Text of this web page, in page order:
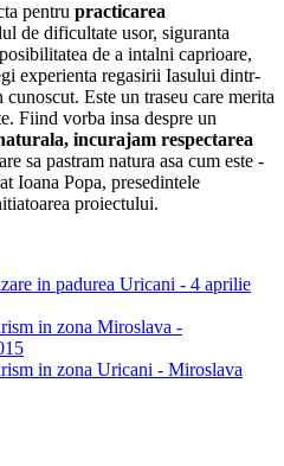
pentru practicarea
de dificultate usor, siguranta
de a intalni caprioare,
experienta regasirii Iasului dintr-
Este un traseu care merita
Fiind vorba insa despre un
incurajam respectarea
sa pastram natura asa cum este -
Ioana Popa, presedintele
proiectului.
in padurea Uricani - 4 aprilie
in zona Miroslava -
in zona Uricani - Miroslava